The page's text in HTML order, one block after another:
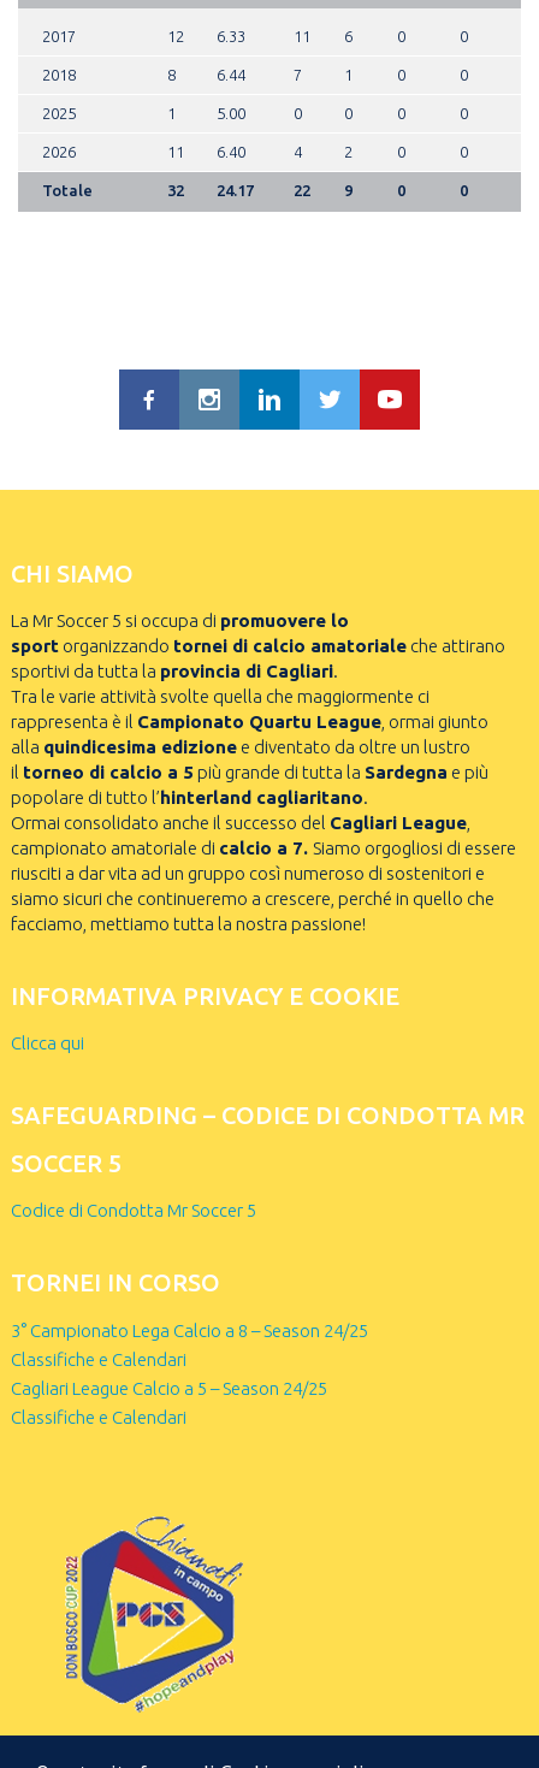
2017 12 6.33 11 6 0 0
2018 8 6.44 7 1 0 0
2025 1 5.00 0 0 0 0
2026 11 6.40 4 2 0 0
Totale 32 24.17 22 9 0 0
CHI SIAMO
La Mr Soccer 5 si occupa di promuovere lo
sportorganizzando tornei di calcio amatorialeche attirano
sportivi da tutta la provincia di Cagliari.
Tra le varie attività svolte quella che maggiormente ci
rappresenta è il Campionato Quartu League, ormai giunto
alla quindicesima edizionee diventato da oltre un lustro
il torneo di calcio a 5 più grande di tutta la Sardegna e più
popolare di tutto l’hinterland cagliaritano.
Ormai consolidato anche il successo del Cagliari League,
campionato amatoriale di calcio a 7. Siamo orgogliosi di essere
riusciti a dar vita ad un gruppo così numeroso di sostenitori e
siamo sicuri che continueremo a crescere, perché in quello che
facciamo, mettiamo tutta la nostra passione!
INFORMATIVA PRIVACY E COOKIE
Clicca qui
SAFEGUARDING – CODICE DI CONDOTTA MR
SOCCER 5
Codice di Condotta Mr Soccer 5
TORNEI IN CORSO
3° Campionato Lega Calcio a 8 – Season 24/25
Classifiche e Calendari
Cagliari League Calcio a 5 – Season 24/25
Classifiche e Calendari